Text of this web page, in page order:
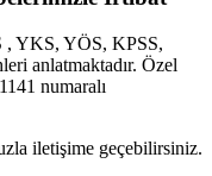
, YKS, YÖS, KPSS,
anlatmaktadır. Özel
numaralı
iletişime geçebilirsiniz.